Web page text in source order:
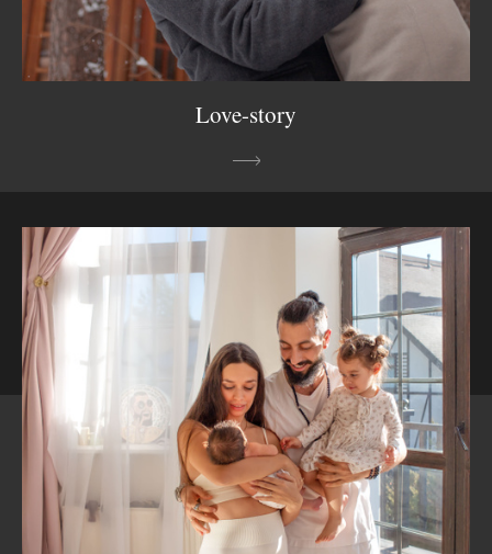
Love-story